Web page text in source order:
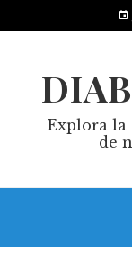
Explora
de